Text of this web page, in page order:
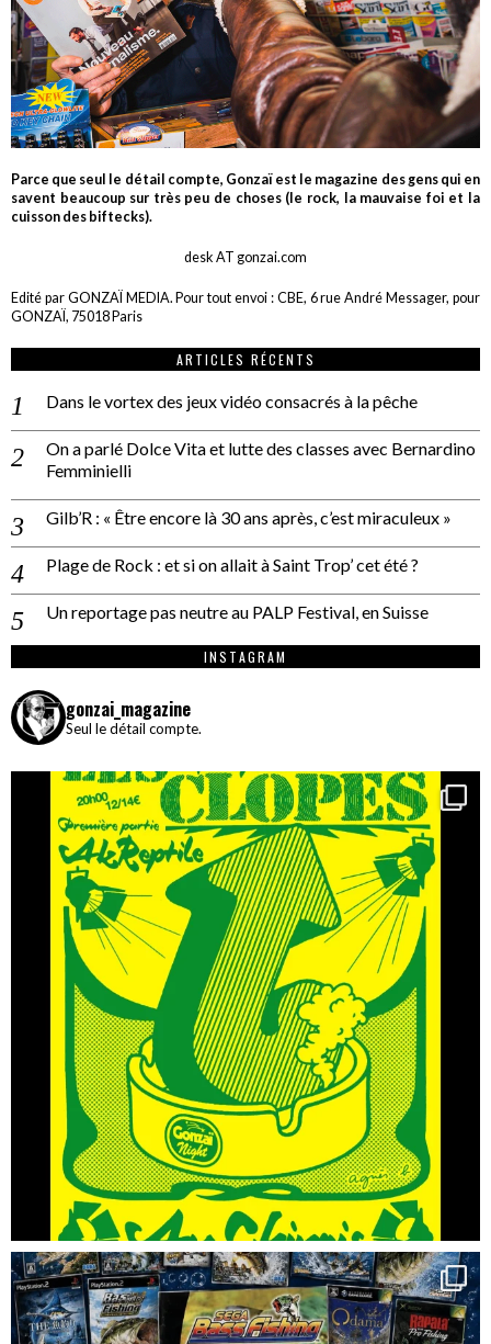
Parce que seul le détail compte, Gonzaï est le magazine des gens qui en
savent beaucoup sur très peu de choses (le rock, la mauvaise foi et la
cuisson des biftecks).
desk AT gonzai.com
Edité par GONZAÏ MEDIA. Pour tout envoi : CBE, 6 rue André Messager, pour
GONZAÏ, 75018 Paris
ARTICLES RÉCENTS
Dans le vortex des jeux vidéo consacrés à la pêche
On a parlé Dolce Vita et lutte des classes avec Bernardino
Femminielli
Gilb’R : « Être encore là 30 ans après, c’est miraculeux »
Plage de Rock : et si on allait à Saint Trop’ cet été ?
Un reportage pas neutre au PALP Festival, en Suisse
INSTAGRAM
gonzai_magazine
Seul le détail compte.